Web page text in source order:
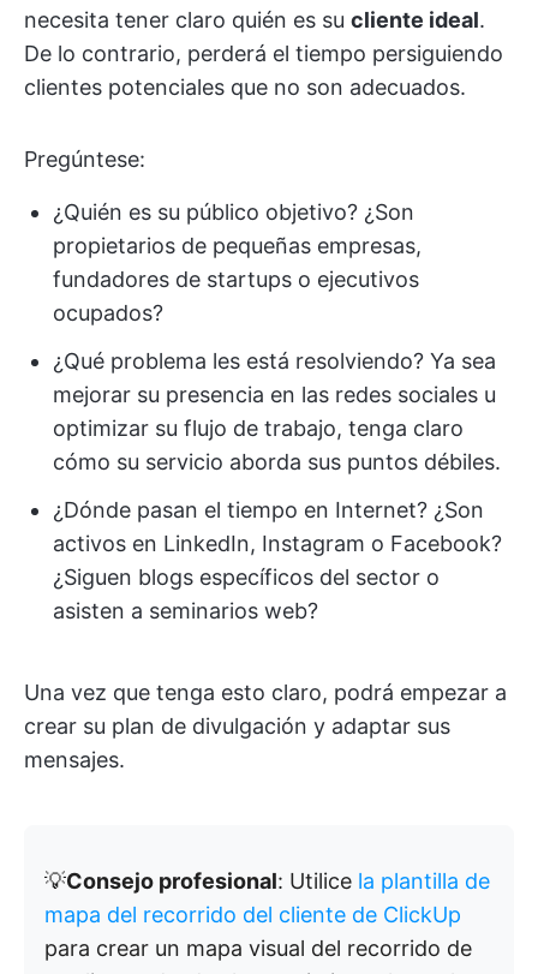
necesita tener claro quién es su cliente ideal.
De lo contrario, perderá el tiempo persiguiendo
clientes potenciales que no son adecuados.
Pregúntese:
¿Quién es su público objetivo? ¿Son
propietarios de pequeñas empresas,
fundadores de startups o ejecutivos
ocupados?
¿Qué problema les está resolviendo? Ya sea
mejorar su presencia en las redes sociales u
optimizar su flujo de trabajo, tenga claro
cómo su servicio aborda sus puntos débiles.
¿Dónde pasan el tiempo en Internet? ¿Son
activos en LinkedIn, Instagram o Facebook?
¿Siguen blogs específicos del sector o
asisten a seminarios web?
Una vez que tenga esto claro, podrá empezar a
crear su plan de divulgación y adaptar sus
mensajes.
💡Consejo profesional: Utilice la plantilla de
mapa del recorrido del cliente de ClickUp
para crear un mapa visual del recorrido de